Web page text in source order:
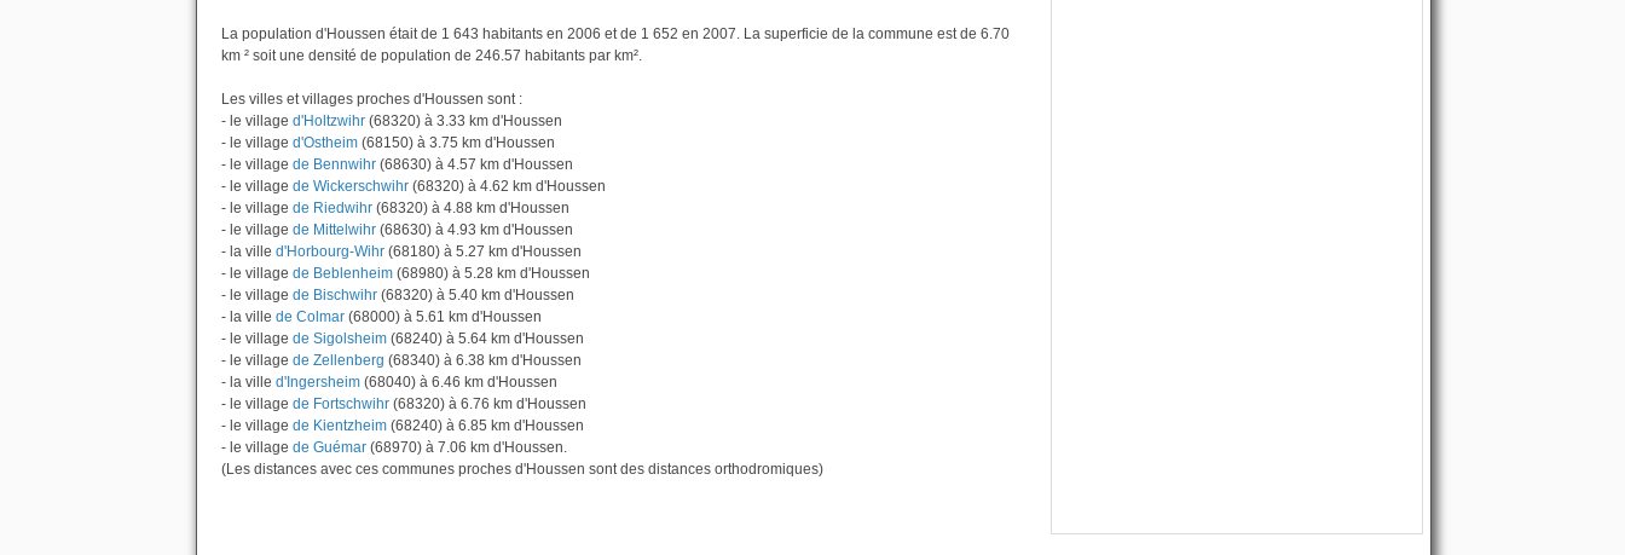
La population d'Houssen était de 1 643 habitants en 2006 et de 1 652 en 2007. La superficie de la commune est de 6.70
km ² soit une densité de population de 246.57 habitants par km².
Les villes et villages proches d'Houssen sont :
- le village d'Holtzwihr (68320) à 3.33 km d'Houssen
- le village d'Ostheim (68150) à 3.75 km d'Houssen
- le village de Bennwihr (68630) à 4.57 km d'Houssen
- le village de Wickerschwihr (68320) à 4.62 km d'Houssen
- le village de Riedwihr (68320) à 4.88 km d'Houssen
- le village de Mittelwihr (68630) à 4.93 km d'Houssen
- la ville d'Horbourg-Wihr (68180) à 5.27 km d'Houssen
- le village de Beblenheim (68980) à 5.28 km d'Houssen
- le village de Bischwihr (68320) à 5.40 km d'Houssen
- la ville de Colmar (68000) à 5.61 km d'Houssen
- le village de Sigolsheim (68240) à 5.64 km d'Houssen
- le village de Zellenberg (68340) à 6.38 km d'Houssen
- la ville d'Ingersheim (68040) à 6.46 km d'Houssen
- le village de Fortschwihr (68320) à 6.76 km d'Houssen
- le village de Kientzheim (68240) à 6.85 km d'Houssen
- le village de Guémar (68970) à 7.06 km d'Houssen.
(Les distances avec ces communes proches d'Houssen sont des distances orthodromiques)